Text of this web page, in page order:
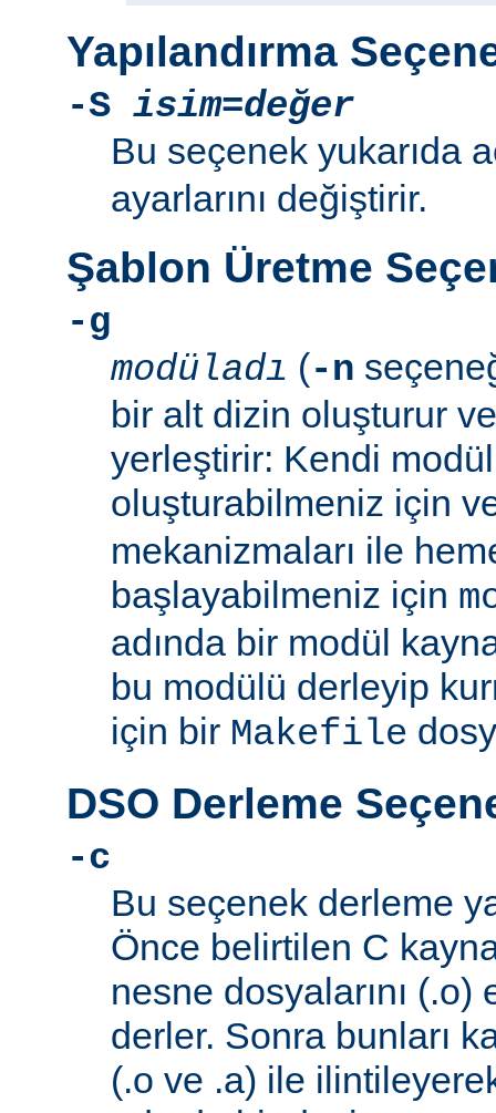
Yapılandırma
-S isim=değer
Bu seçenek yukarıda
ayarlarını değiştirir.
Şablon Üretme
-g
modüladı (-n
bir alt dizin oluşturur
yerleştirir: Kendi
oluşturabilmeniz için
mekanizmaları ile
başlayabilmeniz için
adında bir modül
bu modülü derleyip
için bir Makefile
DSO Derleme
-c
Bu seçenek derleme
Önce belirtilen C
nesne dosyalarını
derler. Sonra bunları
(.o ve .a) ile